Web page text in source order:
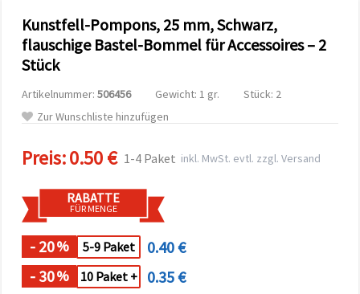
Unterstützung
unserer
Partner für
Analyse
Marketing.
ablehnen
den
Einstellungen
individuell
festlegen.
Einwilligung
können Sie
jederzeit
Kunstfell-Pompons, 25 mm, Schwarz,
flauschige Bastel-Bommel für Accessoires – 2
Stück
Artikelnummer: 506456 Gewicht: 1 gr.
Stück: 2
Zur Wunschliste hinzufügen
Preis:0.50 € 1-4 Paket inkl. MwSt. evtl. zzgl. Versand
RABATTE
FÜR MENGE
- 20% 5-9 Paket
0.40 €
- 30% 10 Paket + 0.35 €